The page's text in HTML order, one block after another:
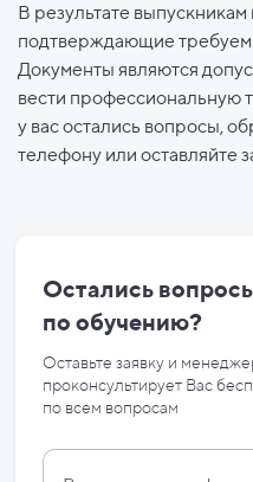
В результате
подтверждающие
Документы являются
вести профессиональную
у вас остались вопросы,
телефону или оставляйте
Остались
по обучению?
Оставьте заявку и
проконсультирует Вас
по всем вопросам